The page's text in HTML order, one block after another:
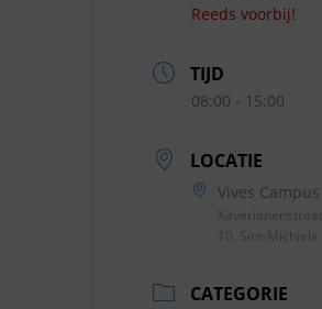
Reeds voorbij!
TIJD
08:00 - 15:00
LOCATIE
Vives Campus
Xaverianenstraat
10, Sint-Michiels
CATEGORIE